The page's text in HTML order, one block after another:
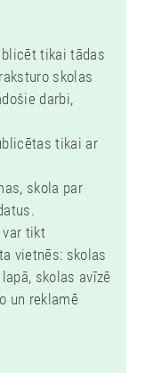
tikai tādas
skolas
darbi,
tikai ar
skola par
tikt
vietnēs: skolas
skolas avīzē
un reklamē